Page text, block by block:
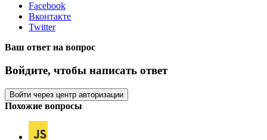
Facebook
Вконтакте
Twitter
Ваш ответ на вопрос
Войдите, чтобы написать ответ
Войти через центр авторизации
Похожие вопросы